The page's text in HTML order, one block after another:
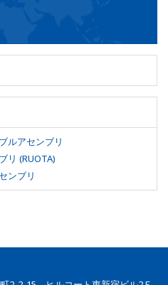
ルアセンブリ
リ (RUOTA)
ンブリ